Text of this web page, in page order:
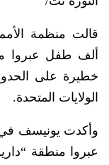
ألف طفل عبروا
خطيرة على
الولايات المتحدة.
وأكدت يونيسف في
عبروا منطقة